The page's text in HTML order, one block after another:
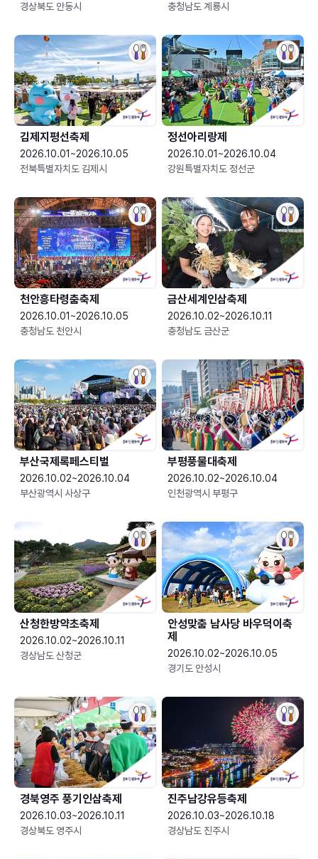
경상북도 안동시
충청남도 계룡시
김제지평선축제
2026.10.01~2026.10.05
전북특별자치도 김제시
정선아리랑제
2026.10.01~2026.10.04
강원특별자치도 정선군
천안흥타령춤축제
2026.10.01~2026.10.05
충청남도 천안시
금산세계인삼축제
2026.10.02~2026.10.11
충청남도 금산군
부산국제록페스티벌
2026.10.02~2026.10.04
부산광역시 사상구
부평풍물대축제
2026.10.02~2026.10.04
인천광역시 부평구
산청한방약초축제
2026.10.02~2026.10.11
경상남도 산청군
안성맞춤 남사당 바우덕이축
제
2026.10.02~2026.10.05
경기도 안성시
경북영주 풍기인삼축제
2026.10.03~2026.10.11
경상북도 영주시
진주남강유등축제
2026.10.03~2026.10.18
경상남도 진주시